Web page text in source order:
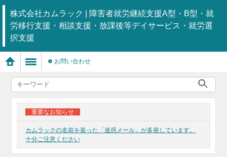
株式会社カムラック | 障害者就労継続支援A型・B型・就
労移行支援・相談支援・放課後等デイサービス・就労選
択支援
お問い合わせ
重要なお知らせ
カムラックの名前を装った「迷惑メール」が多発しています。
十分ご注意ください